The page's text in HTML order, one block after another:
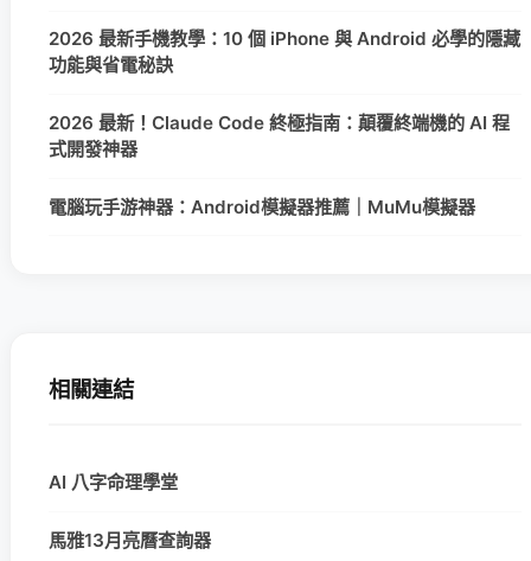
2026 最新手機教學：10 個 iPhone 與 Android 必學的隱藏
功能與省電秘訣
2026 最新！Claude Code 終極指南：顛覆終端機的 AI 程
式開發神器
電腦玩手游神器：Android模擬器推薦｜MuMu模擬器
相關連結
AI 八字命理學堂
馬雅13月亮曆查詢器